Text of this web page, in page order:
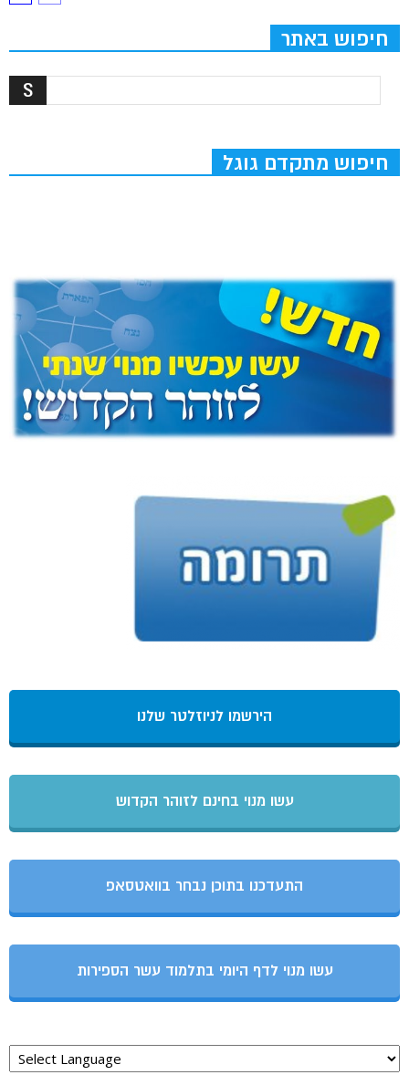
חיפוש באתר
חיפוש מתקדם גוגל
הירשמו לניוזלטר שלנו
עשו מנוי בחינם לזוהר הקדוש
התעדכנו בתוכן נבחר בוואטסאפ
עשו מנוי לדף היומי בתלמוד עשר הספירות